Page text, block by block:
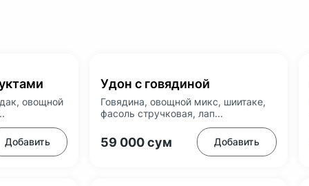
овощной
Добавить
Удон с говядиной
Говядина, овощной микс, шиитаке,
фасоль стручковая, лап...
59 000сум Добавить